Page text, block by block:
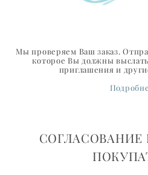
Мы проверяем Ваш заказ.
которое Вы должны
приглашения и
СОГЛАСОВАНИЕ